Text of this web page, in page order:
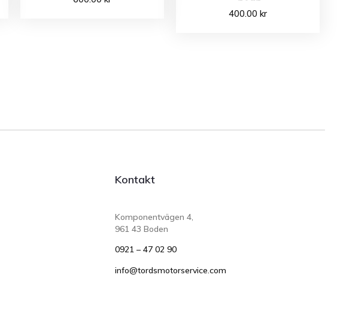
400.00 kr
Kontakt
Komponentvägen 4,
961 43 Boden
0921 – 47 02 90
info@tordsmotorservice.com